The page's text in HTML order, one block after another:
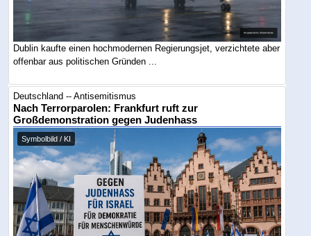
Dublin kaufte einen hochmodernen Regierungsjet, verzichtete aber
offenbar aus politischen Gründen ...
Deutschland -- Antisemitismus
Nach Terrorparolen: Frankfurt ruft zur
Großdemonstration gegen Judenhass
Symbolbild / KI